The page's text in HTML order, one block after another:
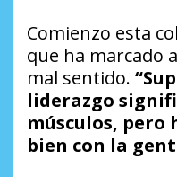
Comienzo esta
que ha marcado
mal sentido.
liderazgo
músculos, pero
bien con la